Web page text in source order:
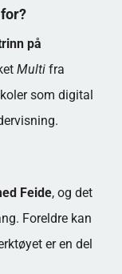
på
Multifra
som digital
Feide, og det
Foreldre kan
er en del